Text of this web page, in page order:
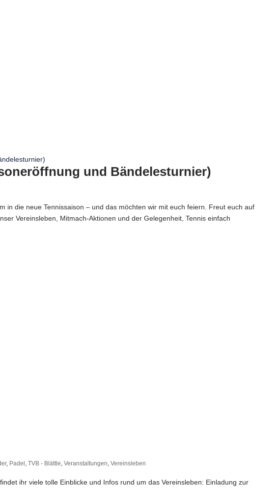
und Bändelesturnier)
in die neue Tennissaison – und das möchten wir mit euch feiern. Freut euch auf
Vereinsleben, Mitmach-Aktionen und der Gelegenheit, Tennis einfach
, Padel ,TVB - Blättle,Veranstaltungen,Vereinsleben
ihr viele tolle Einblicke und Infos rund um das Vereinsleben: Einladung zur